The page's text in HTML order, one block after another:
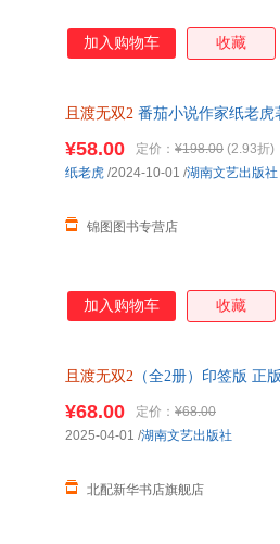
加入购物车 收藏
且渡无双2 番茄小说作家纸老
¥58.00 定价： ¥198.00 (2.93折)
锦图图书专营店
纸老虎 /2024-10-01 /湖南文艺出版社
加入购物车 收藏
且渡无双2 （全2册）印签版 正
¥68.00 定价： ¥68.00
北配新华书店旗舰店
2025-04-01 /湖南文艺出版社